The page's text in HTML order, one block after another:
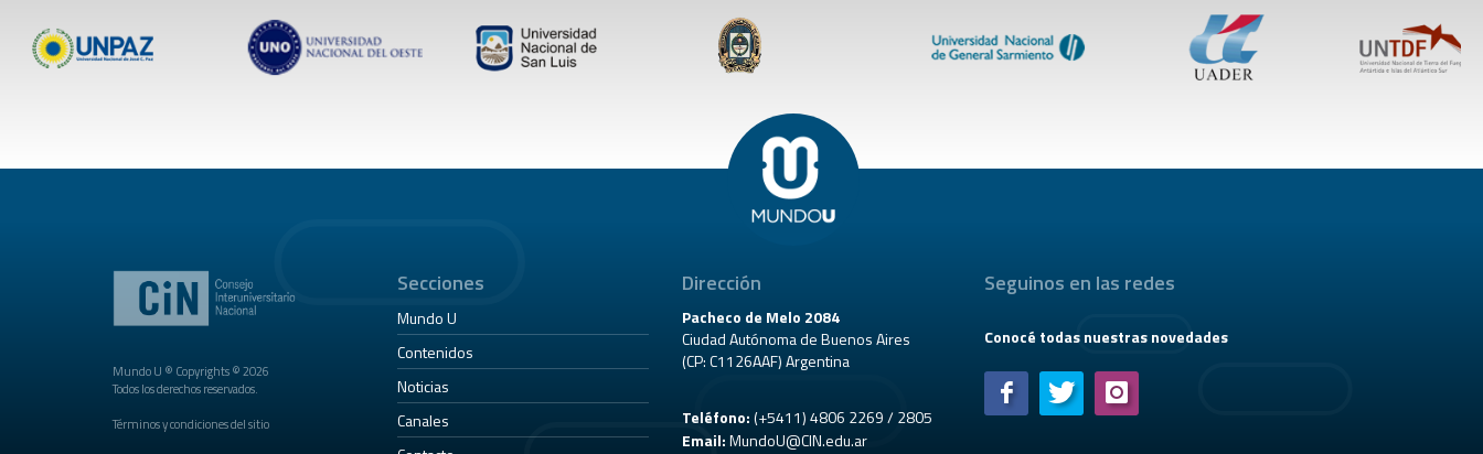
Mundo U ® Copyrights © 2026
Todos los derechos reservados.
Términos y condiciones del sitio
Secciones
Mundo U
Contenidos
Noticias
Canales
Dirección
Pacheco de Melo 2084
Ciudad Autónoma de Buenos Aires
(CP: C1126AAF) Argentina
Teléfono:(+5411) 4806 2269 / 2805
Email:MundoU@CIN.edu.ar
Seguinos en las redes
Conocé todas nuestras novedades